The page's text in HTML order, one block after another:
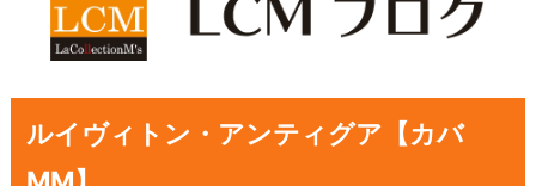
ルイヴィトン・アンティグア【カバ